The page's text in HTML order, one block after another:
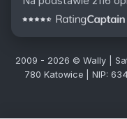
2009 - 2026 © Wally |
780 Katowice | NIP: